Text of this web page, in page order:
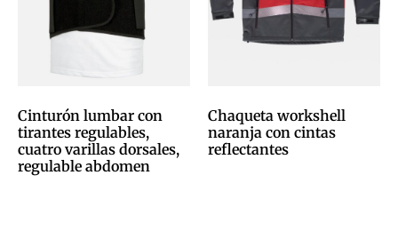
Cinturón lumbar con
tirantes regulables,
cuatro varillas dorsales,
regulable abdomen
Chaqueta workshell
naranja con cintas
reflectantes